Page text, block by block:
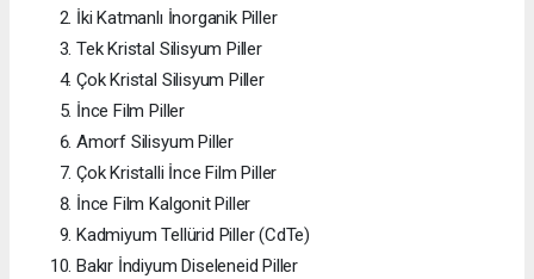
İki Katmanlı İnorganik Piller
Tek Kristal Silisyum Piller
Çok Kristal Silisyum Piller
İnce Film Piller
Amorf Silisyum Piller
Çok Kristalli İnce Film Piller
İnce Film Kalgonit Piller
Kadmiyum Tellürid Piller (CdTe)
Bakır İndiyum Diseleneid Piller